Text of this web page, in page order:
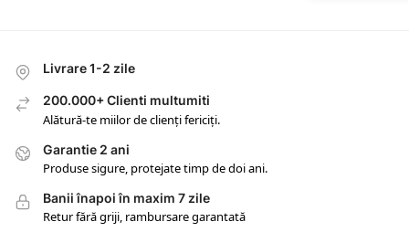
Livrare 1-2 zile
200.000+ Clienti multumiti
Alătură-te miilor de clienți fericiți.
Garantie 2 ani
Produse sigure, protejate timp de doi ani.
Banii înapoi în maxim 7 zile
Retur fără griji, rambursare garantată